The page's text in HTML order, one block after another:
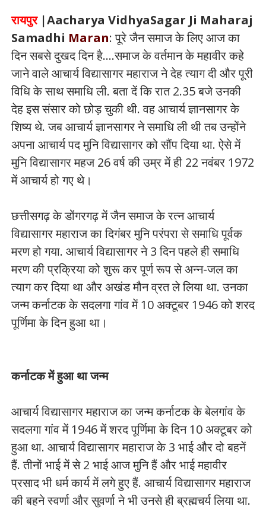
रायपुर|Aacharya VidhyaSagar Ji Maharaj
Samadhi Maran: पूरे जैन समाज के लिए आज का
दिन सबसे दुखद दिन है....समाज के वर्तमान के महावीर कहे
जाने वाले आचार्य विद्यासागर महाराज ने देह त्याग दी और पूरी
विधि के साथ समाधि ली. बता दें कि रात 2.35 बजे उनकी
देह इस संसार को छोड़ चुकी थी. वह आचार्य ज्ञानसागर के
शिष्य थे. जब आचार्य ज्ञानसागर ने समाधि ली थी तब उन्होंने
अपना आचार्य पद मुनि विद्यासागर को सौंप दिया था. ऐसे में
मुनि विद्यासागर महज 26 वर्ष की उम्र में ही 22 नवंबर 1972
में आचार्य हो गए थे।
छत्तीसगढ़ के डोंगरगढ़ में जैन समाज के रत्न आचार्य
विद्यासागर महाराज का दिगंबर मुनि परंपरा से समाधि पूर्वक
मरण हो गया. आचार्य विद्यासागर ने 3 दिन पहले ही समाधि
मरण की प्रक्रिया को शुरू कर पूर्ण रूप से अन्न-जल का
त्याग कर दिया था और अखंड मौन व्रत ले लिया था. उनका
जन्म कर्नाटक के सदलगा गांव में 10 अक्टूबर 1946 को शरद
पूर्णिमा के दिन हुआ था।
कर्नाटक में हुआ था जन्म
आचार्य विद्यासागर महाराज का जन्म कर्नाटक के बेलगांव के
सदलगा गांव में 1946 में शरद पूर्णिमा के दिन 10 अक्टूबर को
हुआ था. आचार्य विद्यासागर महाराज के 3 भाई और दो बहनें
हैं. तीनों भाई में से 2 भाई आज मुनि हैं और भाई महावीर
प्रसाद भी धर्म कार्य में लगे हुए हैं. आचार्य विद्यासागर महाराज
की बहने स्वर्णा और सुवर्णा ने भी उनसे ही ब्रह्मचर्य लिया था.